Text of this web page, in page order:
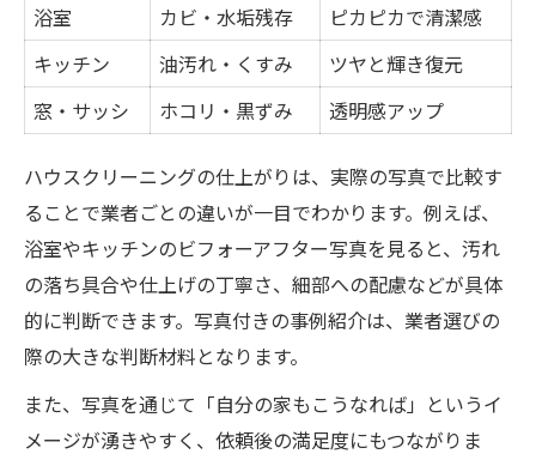
浴室 カビ・水垢残存
ピカピカで清潔感
キッチン
油汚れ・くすみ
ツヤと輝き復元
窓・サッシ
ホコリ・黒ずみ 透明感アップ
ハウスクリーニングの仕上がりは、実際の写真で比較す
ることで業者ごとの違いが一目でわかります。例えば、
浴室やキッチンのビフォーアフター写真を見ると、汚れ
の落ち具合や仕上げの丁寧さ、細部への配慮などが具体
的に判断できます。写真付きの事例紹介は、業者選びの
際の大きな判断材料となります。
また、写真を通じて「自分の家もこうなれば」というイ
メージが湧きやすく、依頼後の満足度にもつながりま